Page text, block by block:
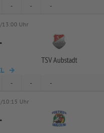
- - -
13:00 Uhr
TSV Aubstadt
- - -
10:15 Uhr